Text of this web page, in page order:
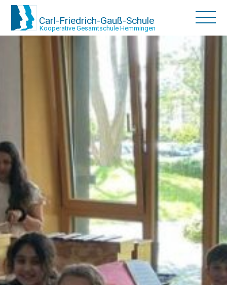
Carl-Friedrich-Gauß-Schule
Kooperative Gesamtschule Hemmingen